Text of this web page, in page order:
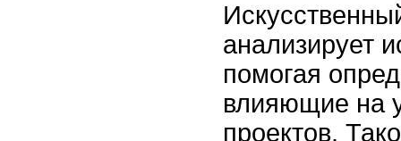
анализирует
помогая
влияющие на
проектов.